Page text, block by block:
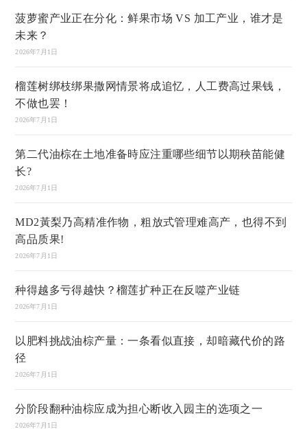
菠萝蜜产业正在分化：鲜果市场 VS 加工产业，谁才是
未来？
2026年7月1日
榴莲树绑枝绑果撒网情景将成追忆，人工费高过果钱，
不做也罢！
2026年7月1日
第二代油棕在土地准备時应注重哪些细节以期秧苗能健
长?
2026年7月1日
MD2黃梨乃高精准作物，粗放式管理难高产，也得不到
高品质果!
2026年7月1日
种得越多亏得越快？榴莲扩种正在反噬产业链
2026年7月1日
以肥料挑战油棕产量：一条看似直接，却暗藏代价的路
径
2026年7月1日
分阶段翻种油棕应成为担心断收入园主的选项之一
2026年7月1日